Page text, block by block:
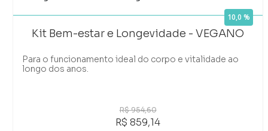
Kit Bem-estar e Longevidade - VEGANO
Para o funcionamento ideal do corpo e vitalidade ao
longo dos anos.
R$ 954,60
R$ 859,14
10,0 %